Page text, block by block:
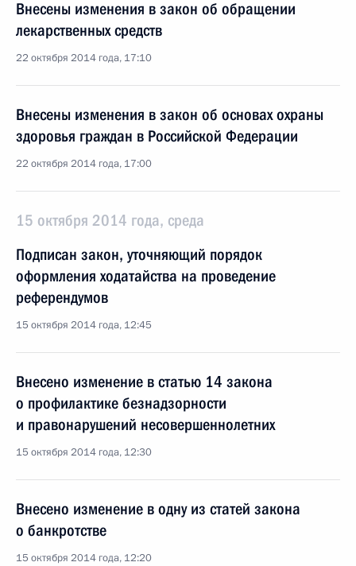
Внесены изменения в закон об обращении
лекарственных средств
22 октября 2014 года, 17:10
Внесены изменения в закон об основах охраны
здоровья граждан в Российской Федерации
22 октября 2014 года, 17:00
15 октября 2014 года, среда
Подписан закон, уточняющий порядок
оформления ходатайства на проведение
референдумов
15 октября 2014 года, 12:45
Внесено изменение в статью 14 закона
о профилактике безнадзорности
и правонарушений несовершеннолетних
15 октября 2014 года, 12:30
Внесено изменение в одну из статей закона
о банкротстве
15 октября 2014 года, 12:20